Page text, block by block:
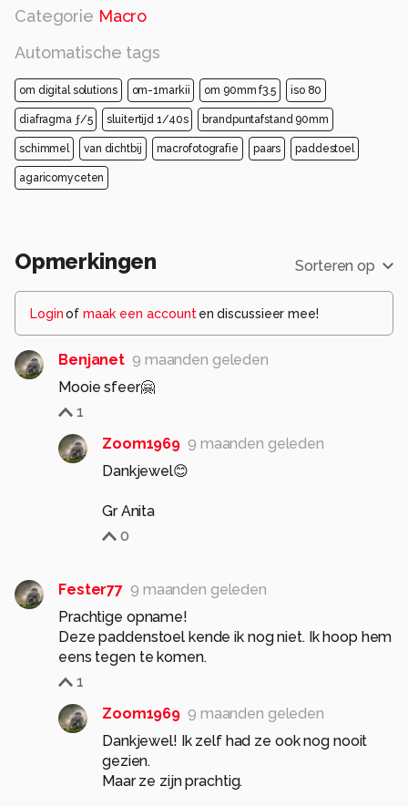
Categorie Macro
Automatische tags
om digital solutions om-1markii om 90mm f3.5 iso 80
diafragma ƒ/5 sluitertijd 1/40s brandpuntafstand 90mm
schimmel van dichtbij macrofotografie paars paddestoel
agaricomyceten
Opmerkingen Sorteren op
Loginof maak een account en discussieer mee!
Benjanet 9 maanden geleden
Mooie sfeer🤗
1
Zoom1969 9 maanden geleden
Dankjewel😊
Gr Anita
0
Fester77 9 maanden geleden
Prachtige opname!
Deze paddenstoel kende ik nog niet. Ik hoop hem
eens tegen te komen.
1
Zoom1969 9 maanden geleden
Dankjewel! Ik zelf had ze ook nog nooit
gezien.
Maar ze zijn prachtig.